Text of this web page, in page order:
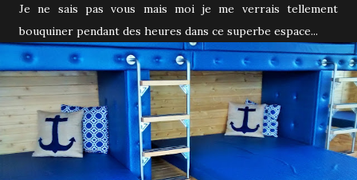
Je ne sais pas vous mais moi je me verrais tellement
bouquiner pendant des heures dans ce superbe espace...